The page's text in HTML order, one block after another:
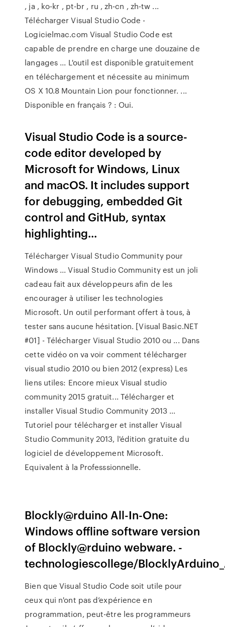
, ja , ko-kr , pt-br , ru , zh-cn , zh-tw ...
Télécharger Visual Studio Code -
Logicielmac.com Visual Studio Code est
capable de prendre en charge une douzaine de
langages ... L'outil est disponible gratuitement
en téléchargement et nécessite au minimum
OS X 10.8 Mountain Lion pour fonctionner. ...
Disponible en français ? : Oui.
Visual Studio Code is a source-
code editor developed by
Microsoft for Windows, Linux
and macOS. It includes support
for debugging, embedded Git
control and GitHub, syntax
highlighting...
Télécharger Visual Studio Community pour
Windows ... Visual Studio Community est un joli
cadeau fait aux développeurs afin de les
encourager à utiliser les technologies
Microsoft. Un outil performant offert à tous, à
tester sans aucune hésitation. [Visual Basic.NET
#01] - Télécharger Visual Studio 2010 ou ... Dans
cette vidéo on va voir comment télécharger
visual studio 2010 ou bien 2012 (express) Les
liens utiles: Encore mieux Visual studio
community 2015 gratuit... Télécharger et
installer Visual Studio Community 2013 ...
Tutoriel pour télécharger et installer Visual
Studio Community 2013, l'édition gratuite du
logiciel de développement Microsoft.
Equivalent à la Professsionnelle.
Blockly@rduino All-In-One:
Windows offline software version
of Blockly@rduino webware. -
technologiescollege/
Bien que Visual Studio Code soit utile pour
ceux qui n'ont pas d’expérience en
programmation, peut-être les programmeurs